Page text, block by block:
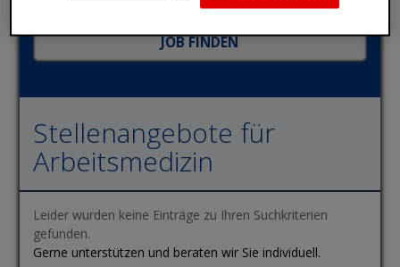
Stellenangebote für
Arbeitsmedizin
Leider wurden keine Einträge zu Ihren Suchkriterien
gefunden.
Gerne unterstützen und beraten wir Sie individuell.